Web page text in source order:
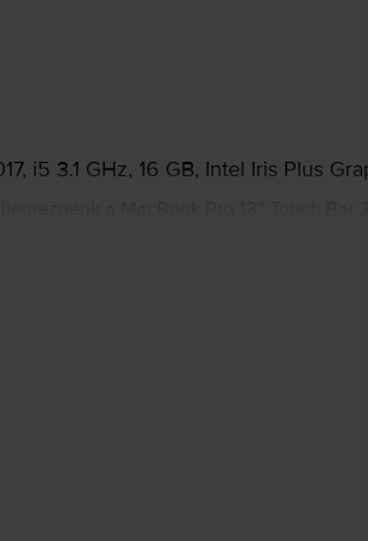
i5 3.1 GHz, 16 GB, Intel Iris Plus
színben, a 13,3 hüvelykes Retina
A 720p FaceTime HD kamera
akkumulátor támogatja, amely